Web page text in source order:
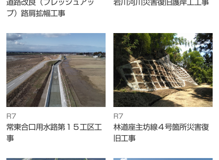
道路改良（フレッシュアッ
プ）路肩拡幅工事
岩川河川災害復旧護岸工工事
R7
常東合口用水路第１５工区工
事
R7
林道座主坊線４号箇所災害復
旧工事